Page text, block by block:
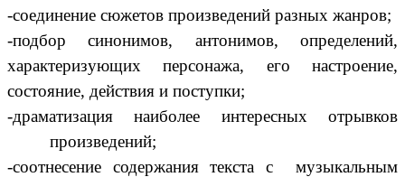
-соединение сюжетов произведений разных жанров;
-подбор синонимов, антонимов, определений,
характеризующих персонажа, его настроение,
состояние, действия и поступки;
-драматизация наиболее интересных отрывков
произведений;
-соотнесение содержания текста с музыкальным